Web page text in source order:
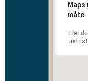
Maps
måte.
Eier